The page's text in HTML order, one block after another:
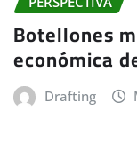
Botellones
económica
Drafting